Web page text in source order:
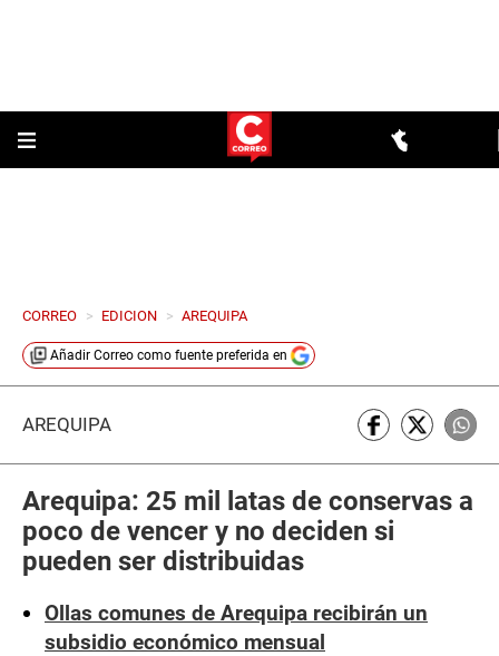
CORREO > EDICION > AREQUIPA
Añadir Correo como fuente preferida en
AREQUIPA
Arequipa: 25 mil latas de conservas a
poco de vencer y no deciden si
pueden ser distribuidas
Ollas comunes de Arequipa recibirán un
subsidio económico mensual